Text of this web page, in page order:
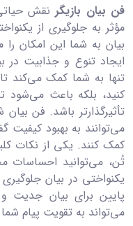
فن بیان بازیگر نقش
مؤثر به جلوگیری از
بیان به شما این امکان
ایجاد تنوع و جذابیت در
تنها به شما کمک می‌کند
کنید، بلکه باعث می‌شود
تأثیرگذارتر باشد. فن
می‌توانند به بهبود کیفیت
کمک کنند. یکی از نکات
تُن، می‌توانید احساسات
یکنواختی در بیان
پایین برای بیان جدیت
می‌تواند به تقویت پیام